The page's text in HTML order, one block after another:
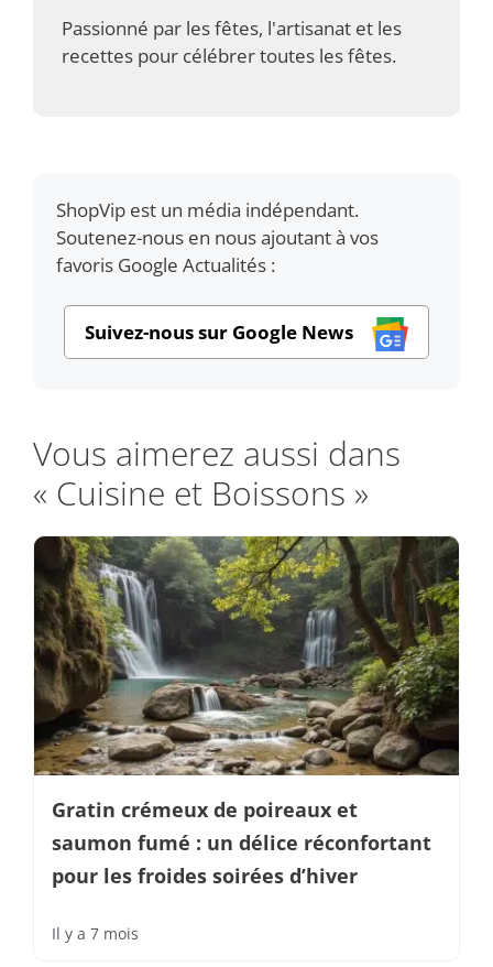
Passionné par les fêtes, l'artisanat et les
recettes pour célébrer toutes les fêtes.
ShopVip est un média indépendant.
Soutenez-nous en nous ajoutant à vos
favoris Google Actualités :
Suivez-nous sur Google News
Vous aimerez aussi dans
« Cuisine et Boissons »
Gratin crémeux de poireaux et
saumon fumé : un délice réconfortant
pour les froides soirées d’hiver
Il y a 7 mois